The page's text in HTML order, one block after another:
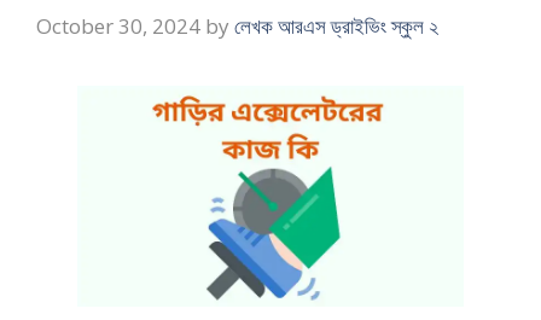
October 30, 2024 by লেখক আরএস ড্রাইভিং স্কুল ২